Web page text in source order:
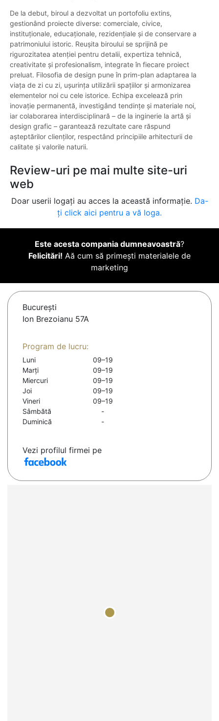
De la debut, biroul a dezvoltat un portofoliu extins,
gestionând proiecte diverse: comerciale, civice,
instituționale, educaționale, rezidențiale și de conservare a
patrimoniului istoric. Reușita biroului se sprijină pe
rigurozitatea atenției pentru detalii, expertiza tehnică,
creativitate și profesionalism, integrate în fiecare proiect
preluat. Filosofia de design pune în prim-plan adaptarea la
viața de zi cu zi, ușurința utilizării spațiilor și armonizarea
elementelor noi cu cele istorice. Echipa excelează prin
inovație permanentă, investigând tendințe și materiale noi,
iar colaborarea interdisciplinară – de la inginerie la artă și
design grafic – garantează rezultate care răspund
așteptărilor clienților, respectând principiile arhitecturii de
calitate și valorile naturii.
Review-uri pe mai multe site-uri
web
Doar userii logați au acces la această informație. Da-
ți click aici pentru a vă loga.
Este acesta compania dumneavoastră?
Felicitări! Aă cum să primești materialele de
marketing
Bucureşti
Ion Brezoianu 57A
Program de lucru:
Luni
09–19
Marți
09–19
Miercuri
09–19
Joi
09–19
Vineri
09–19
Sâmbătă
-
Duminică
-
Vezi profilul firmei pe